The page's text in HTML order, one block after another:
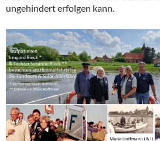
ungehindert erfolgen kann.